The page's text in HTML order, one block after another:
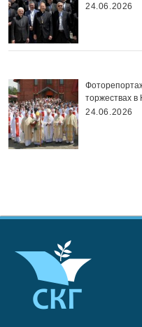
24.06.2026
торжествах в
24.06.2026